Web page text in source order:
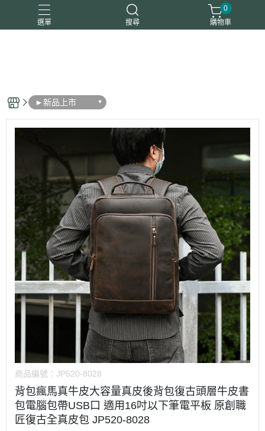
選單 搜尋
0
購物車
►新品上市
商品編號： JP520-8028
背包瘋馬真牛皮大容量真皮後背包復古頭層牛皮書
包電腦包帶USB口 適用16吋以下筆電平板 原創職
匠復古全真皮包 JP520-8028